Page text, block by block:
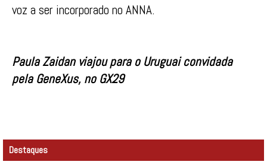
voz a ser incorporado no ANNA.
Paula Zaidan viajou para o Uruguai convidada
pela GeneXus, no GX29
Destaques